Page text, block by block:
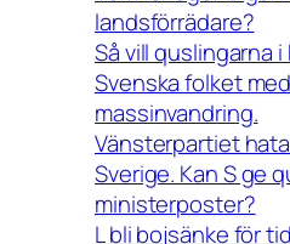
landsförrädare?
Så vill quslingarna
Svenska folket
massinvandring.
Vänsterpartiet
Sverige. Kan S ge
ministerposter?
L bli bojsänke för